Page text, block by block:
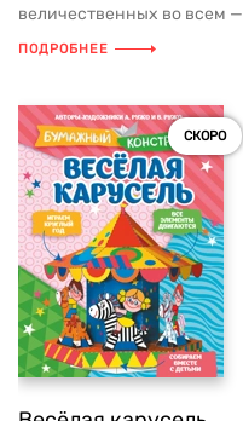
величественных во всем
ПОДРОБНЕЕ
СКОРО